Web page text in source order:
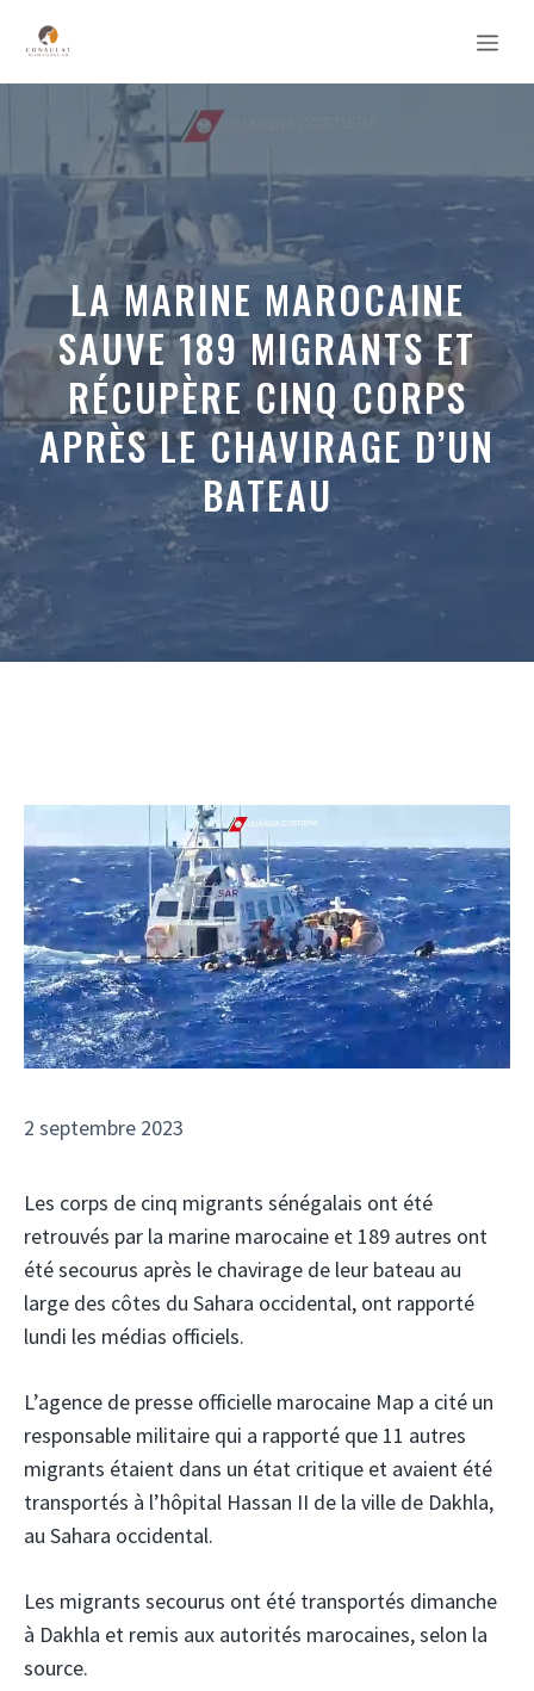
contenu
LA MARINE MAROCAINE
SAUVE 189 MIGRANTS ET
RÉCUPÈRE CINQ CORPS
APRÈS LE CHAVIRAGE D’UN
BATEAU
2 septembre 2023
Les corps de cinq migrants sénégalais ont été
retrouvés par la marine marocaine et 189 autres ont
été secourus après le chavirage de leur bateau au
large des côtes du Sahara occidental, ont rapporté
lundi les médias officiels.
L’agence de presse officielle marocaine Map a cité un
responsable militaire qui a rapporté que 11 autres
migrants étaient dans un état critique et avaient été
transportés à l’hôpital Hassan II de la ville de Dakhla,
au Sahara occidental.
Les migrants secourus ont été transportés dimanche
à Dakhla et remis aux autorités marocaines, selon la
source.